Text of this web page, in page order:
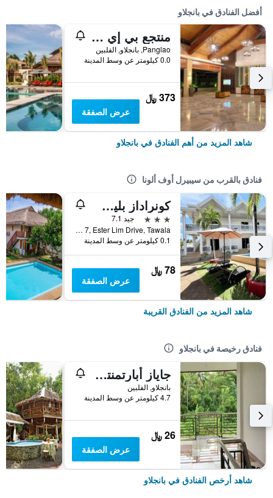
أفضل الفنادق في بانجلاو
منتجع بي إي غراند، بوهول
Panglao, بانجلاو, الفلبين
0.0 كيلومتر عن وسط المدينة
373 ﷼
عرض الصفقة
شاهد المزيد من أهم الفنادق في بانجلاو
فنادق بالقرب من سيبيرل أوف ألونا
كونراداز بليس هوتل آند ريزورت
3 نجوم
جيد 7.1
Purok 7, Ester Lim Drive, Tawala, بانجلاو, الفلبين
0.1 كيلومتر عن وسط المدينة
78 ﷼
عرض الصفقة
شاهد المزيد من الفنادق القريبة
فنادق رخيصة في بانجلاو
جاياز أبارتمنتس - هوستل
بانجلاو, الفلبين
4.7 كيلومتر عن وسط المدينة
26 ﷼
عرض الصفقة
شاهد أرخص الفنادق في بانجلاو